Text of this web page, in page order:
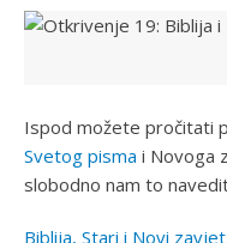
Ispod možete pročitati
Svetog pisma i Novoga
slobodno nam to
Biblija, Stari i Novi